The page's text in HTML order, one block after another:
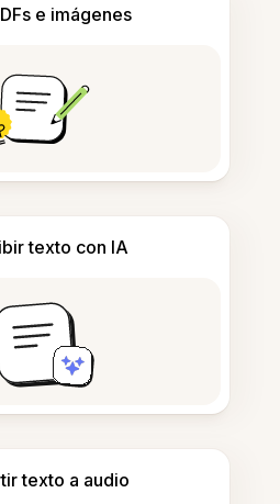
e imágenes
texto con IA
texto a audio